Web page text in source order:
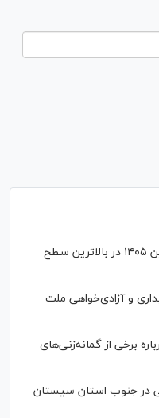
رییس ستاد مرکزی اربعین: اربعین ۱۴۰۵ در بالاترین سطح
و آزادی‌خواهی ملت
برخی از گمانه‌زنی‌های
در جنوب استان سیستان